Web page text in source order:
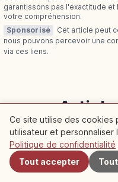
garantissons pas l'exactitude
votre compréhension.
Sponsorisé
Cet article peut
nous pouvons percevoir une
via ces liens.
Découvrez plus
Kyoto
Ce site utilise des cookies
utilisateur et personnaliser
Politique de confidentialité
Tout accepter